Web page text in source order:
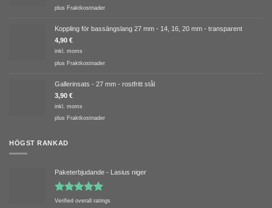
plus Fraktkostnader
Koppling för bassängslang 27 mm - 14, 16, 20 mm - transparent
4,90 €
inkl. moms
plus Fraktkostnader
Gallerinsats - 27 mm - rostfritt stål
3,90 €
inkl. moms
plus Fraktkostnader
HÖGST RANKAD
Paketerbjudande - Lasius niger
Betygsatt
Verified overall ratings